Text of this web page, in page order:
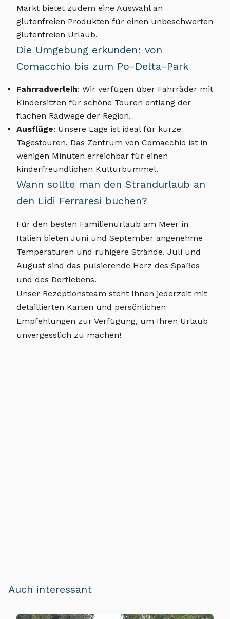
Markt bietet zudem eine Auswahl an
glutenfreien Produkten für einen unbeschwerten
glutenfreien Urlaub.
Die Umgebung erkunden: von
Comacchio bis zum Po-Delta-Park
Fahrradverleih: Wir verfügen über Fahrräder mit
Kindersitzen für schöne Touren entlang der
flachen Radwege der Region.
Ausflüge: Unsere Lage ist ideal für kurze
Tagestouren. Das Zentrum von Comacchio ist in
wenigen Minuten erreichbar für einen
kinderfreundlichen Kulturbummel.
Wann sollte man den Strandurlaub an
den Lidi Ferraresi buchen?
Für den besten Familienurlaub am Meer in
Italien bieten Juni und September angenehme
Temperaturen und ruhigere Strände. Juli und
August sind das pulsierende Herz des Spaßes
und des Dorflebens.
Unser Rezeptionsteam steht Ihnen jederzeit mit
detaillierten Karten und persönlichen
Empfehlungen zur Verfügung, um Ihren Urlaub
unvergesslich zu machen!
Auch interessant